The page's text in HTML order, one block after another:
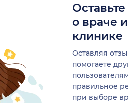
о враче
клинике
Оставляя
помогаете
правильное
при выборе